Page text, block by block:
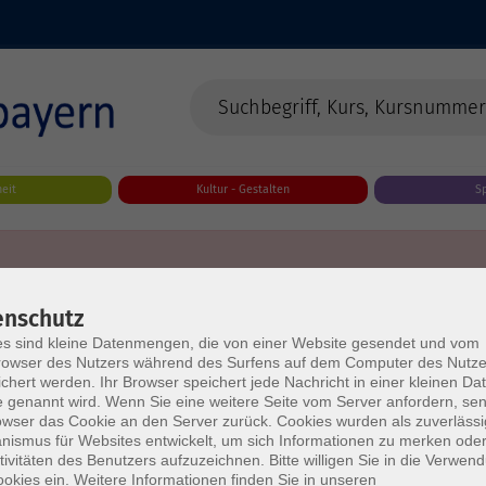
Kultur - Gestalten
sind kleine Datenmengen, die von einer Website gesendet und vom
des Nutzers während des Surfens auf dem Computer des
werden. Ihr Browser speichert jede Nachricht in einer kleinen
genannt wird. Wenn Sie eine weitere Seite vom Server anfordern,
das Cookie an den Server zurück. Cookies wurden als
für Websites entwickelt, um sich Informationen zu merken
des Benutzers aufzuzeichnen. Bitte willigen Sie in die
ein. Weitere Informationen finden Sie in unseren